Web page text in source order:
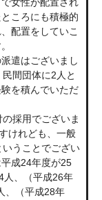
女性が配置され
ころにも積極的
配置をしていこ
遣はございまし
間団体に2人と
を積んでいただ
採用でございま
けれども、一般
うことでござい
成24年度が25
人、（平成26年
、（平成28年